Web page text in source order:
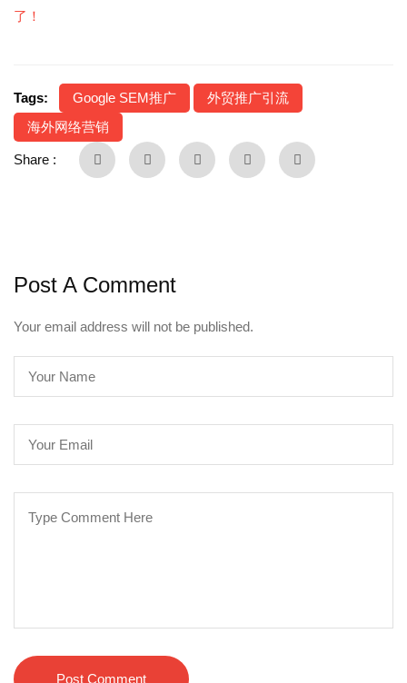
了！
Tags: Google SEM推广
外贸推广引流
海外网络营销
Share :
Post A Comment
Your email address will not be published.
Post Comment